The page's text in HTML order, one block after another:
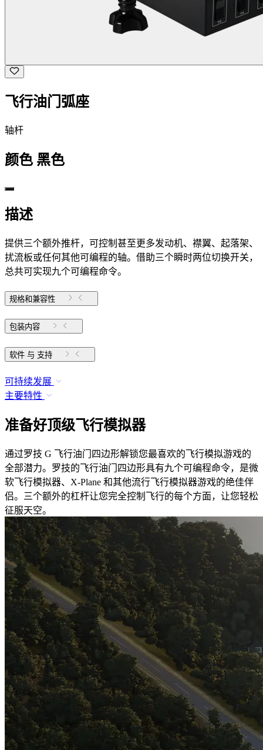
飞行油门弧座
轴杆
颜色 黑色
描述
提供三个额外推杆，可控制甚至更多发动机、襟翼、起落架、
扰流板或任何其他可编程的轴。借助三个瞬时两位切换开关，
总共可实现九个可编程命令。
规格和兼容性
包装内容
软件 与 支持
可持续发展
主要特性
准备好顶级飞行模拟器
通过罗技 G 飞行油门四边形解锁您最喜欢的飞行模拟游戏的
全部潜力。罗技的飞行油门四边形具有九个可编程命令，是微
软飞行模拟器、X-Plane 和其他流行飞行模拟器游戏的绝佳伴
侣。三个额外的杠杆让您完全控制飞行的每个方面，让您轻松
征服天空。